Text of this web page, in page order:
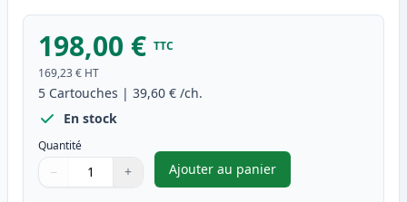
198,00 € TTC
169,23 € HT
5 Cartouches | 39,60 € /ch.
En stock
Quantité
Quantité
Utilisez les boutons pour ajuster
− +
Quantité
Ajouter au panier
,Pack de 5 Brother TN3480